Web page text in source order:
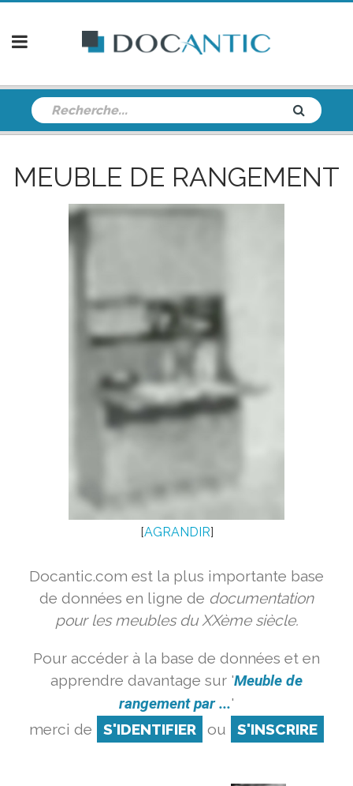
MEUBLE DE RANGEMENT
[AGRANDIR]
Docantic.com est la plus importante base
de données en ligne de documentation
pour les meubles du XXème siècle.
Pour accéder à la base de données et en
apprendre davantage sur 'Meuble de
rangement par ...'
merci de
S'IDENTIFIER ou S'INSCRIRE